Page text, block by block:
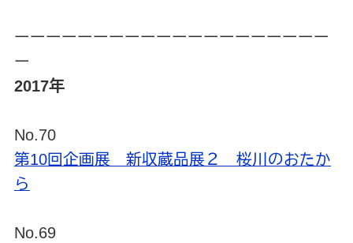
ーーーーーーーーーーーーーーーーーーーー
ー
2017年
No.70
第10回企画展 新収蔵品展２ 桜川のおたか
ら
No.69